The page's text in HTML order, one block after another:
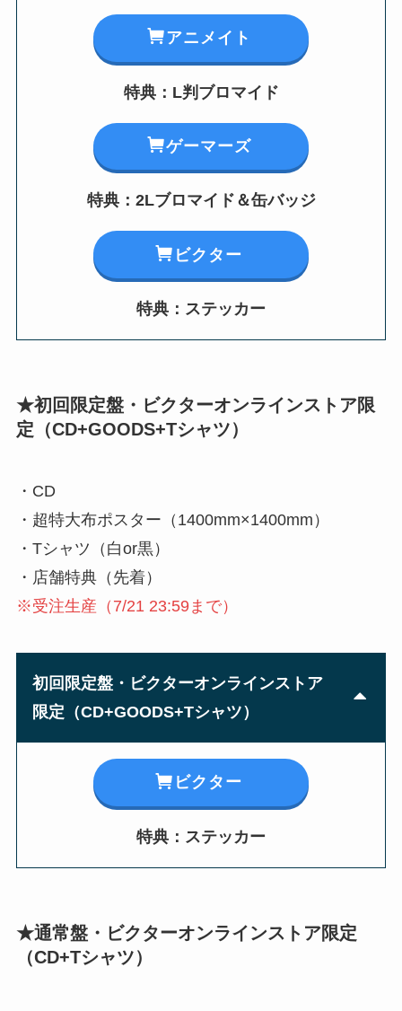
アニメイト
特典：L判ブロマイド
ゲーマーズ
特典：2Lブロマイド＆缶バッジ
ビクター
特典：ステッカー
★初回限定盤・ビクターオンラインストア限
定 （CD+GOODS+Tシャツ）
・CD
・超特大布ポスター（1400mm×1400mm）
・Tシャツ（白or黒）
・店舗特典（先着）
※受注生産（7/21 23:59まで）
初回限定盤・ビクターオンラインストア
限定 （CD+GOODS+Tシャツ）
ビクター
特典：ステッカー
★通常盤・ ビクターオンラインストア限定
（CD+Tシャツ）